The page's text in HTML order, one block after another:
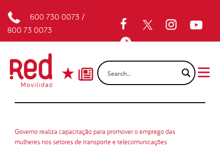
600 730 0073 /
800 73 0073
Governo realiza capacitação para promover o emprego das
mulheres nos setores de transporte e telecomunicações